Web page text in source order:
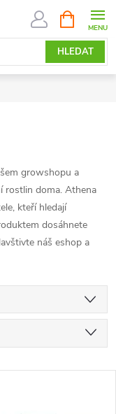
HLEDAT
NÁKUPNÍ
KOŠÍK
growshopu a
rostlin doma. Athena
kteří hledají
dosáhnete
náš eshop a